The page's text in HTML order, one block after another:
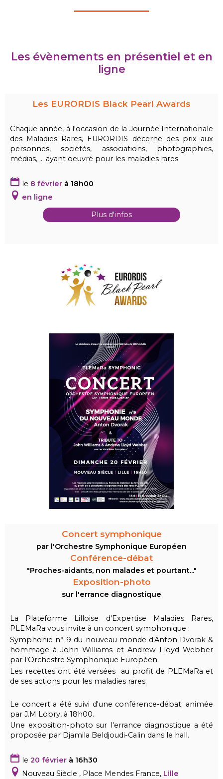
Les évènements en présentiel et en
ligne
Les EURORDIS Black Pearl Awards
Chaque année, à l'occasion de la Journée Internationale
des Maladies Rares, EURORDIS décerne des prix aux
personnes, sociétés, associations, photographies,
médias, ... ayant oeuvré pour les maladies rares.
le 8 février à 18h00
en ligne
Plus d'infos
Concert symphonique
par l'Orchestre Symphonique Européen
Conférence-débat
"Proches-aidants, non malades et pourtant..."
Exposition-photo
sur l'errance diagnostique
La Plateforme Lilloise d'Expertise Maladies Rares,
PLEMaRa vous invite à un concert symphonique :
Symphonie n° 9 du nouveau monde d'Anton Dvorak &
hommage à John Williams et Andrew Lloyd Webber
par l'Orchestre Symphonique Européen.
Les recettes ont été versées au profit de PLEMaRa et
de ses actions pour les maladies rares.
Le concert a été suivi d'une conférence-débat; animée
par J.M Lobry, à 18h00.
Une exposition-photo sur l'errance diagnostique a été
proposée par Djamila Beldjoudi-Calin dans le hall.
le 20 février à 16h30
Nouveau Siècle , Place Mendes France, Lille